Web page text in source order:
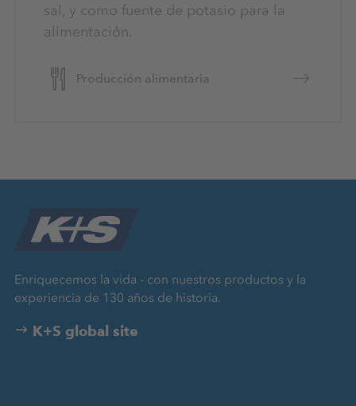
sal, y como fuente de potasio para la
alimentación.
Producción alimentaria
Enriquecemos la vida - con nuestros productos y la
experiencia de 130 años de historia.
K+S global site